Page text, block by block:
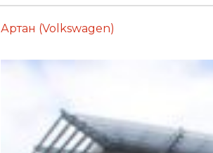
Артан (Volkswagen)